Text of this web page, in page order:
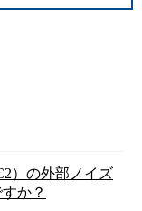
）の外部ノイズ
か？